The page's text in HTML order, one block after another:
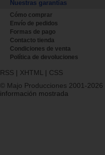
Nuestras garantías
Cómo comprar
Envío de pedidos
Formas de pago
Contacto tienda
Condiciones de venta
Política de devoluciones
RSS | XHTML | CSS
© Majo Producciones 2001-2026
información mostrada